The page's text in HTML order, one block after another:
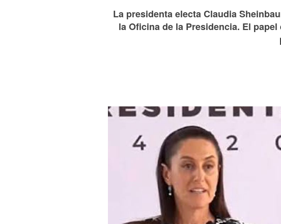
La presidenta electa Claudia
la Oficina de la Presidencia. El